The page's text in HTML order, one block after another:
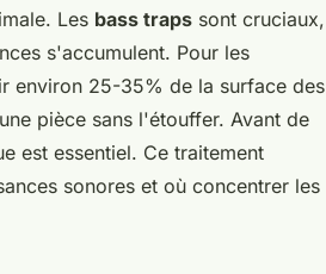
Les bass traps sont cruciaux,
s'accumulent. Pour les
environ 25-35% de la surface des
pièce sans l'étouffer. Avant de
est essentiel. Ce traitement
sonores et où concentrer les